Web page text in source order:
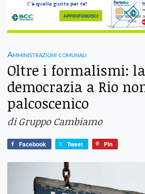
Amministrazioni comunali
Oltre i formalismi: la
democrazia a Rio
palcoscenico
di Gruppo Cambiamo
Facebook Tweet Pin